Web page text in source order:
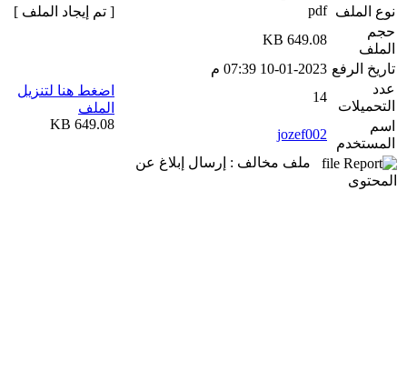
نوع الملف pdf
حجم
الملف
649.08 KB
تاريخ الرفع 10-01-2023 07:39 م
عدد
التحميلات
14
اسم
المستخدم
jozef002
ملف مخالف : إرسال إبلاغ عن
المحتوى
[ تم إيجاد الملف ]
اضغط هنا لتنزيل
الملف
649.08 KB